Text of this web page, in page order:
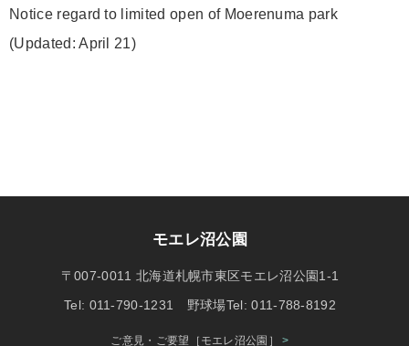
Notice regard to limited open of Moerenuma park
(Updated: April 21)
モエレ沼公園
〒007-0011 北海道札幌市東区モエレ沼公園1-1
Tel: 011-790-1231 野球場Tel: 011-788-8192
ご意見・ご要望［モエレ沼公園］>